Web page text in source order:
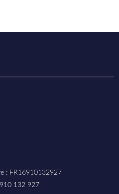
: FR16910132927
132 927